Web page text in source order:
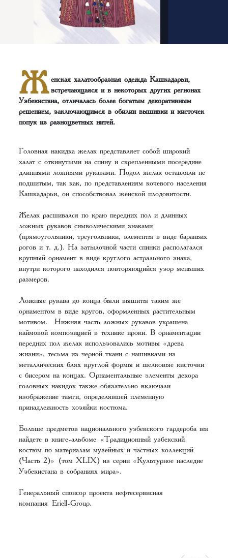
Ж енская халатообразная одежда Кашкадарьи,
встречающаяся и в некоторых других регионах
Узбекистана, отличалась более богатым декоративным
решением, заключающимся в обилии вышивки и кисточек
попук из разноцветных нитей.
Головная накидка желaк представляет собой широкий
халат с откинутыми на спину и скрепленными посередине
длинными ложными рукавами. Подол желак оставляли не
подшитым, так как, по представлениям кочевого населения
Кашкадарьи, он способствовал женской плодовитости.
Желак расшивался по краю передних пол и длинных
ложных рукавов символическими знаками
(прямоугольники, треугольники, элементы в виде бараньих
рогов и т. д.). На затылочной части спинки располагался
крупный орнамент в виде круглого астрального знака,
внутри которого находился повторяющийся узор меньших
размеров.
Ложные рукава до конца были вышиты таким же
орнаментом в виде кругов, оформленных растительным
мотивом. Нижняя часть ложных рукавов украшена
каймовой композицией в технике ироки. В орнаментации
передних пол желак использовались мотивы «древа
жизни», тесьма из черной ткани с нашивками из
металлических блях круглой формы и шелковые кисточки
с бисером на концах. Орнаментальные элементы декора
головных накидок также обязательно включали
изображение тамги, определявшей племенную
принадлежность хозяйки костюма.
Больше предметов национального узбекского гардероба вы
найдете в книге-альбоме «Традиционный узбекский
костюм по материалам музейных и частных коллекций
(Часть 2)» (том XLIX) из серии «Культурное наследие
Узбекистана в собраниях мира».
Генеральный спонсор проекта нефтесервисная
компания Eriell-Group.